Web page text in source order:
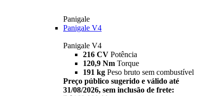
Panigale
Panigale V4
Panigale V4
216 CV Potência
120,9 Nm Torque
191 kg Peso bruto sem combustível
Preço público sugerido e válido até
31/08/2026, sem inclusão de frete: